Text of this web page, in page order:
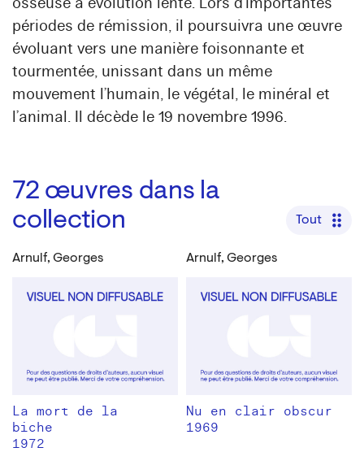
périodes de rémission, il poursuivra une œuvre
évoluant vers une manière foisonnante et
tourmentée, unissant dans un même
mouvement l’humain, le végétal, le minéral et
l’animal. Il décède le 19 novembre 1996.
72 œuvres dans la
collection
Tout
Arnulf, Georges
La mort de la
biche
1972
Arnulf, Georges
Nu en clair obscur
1969